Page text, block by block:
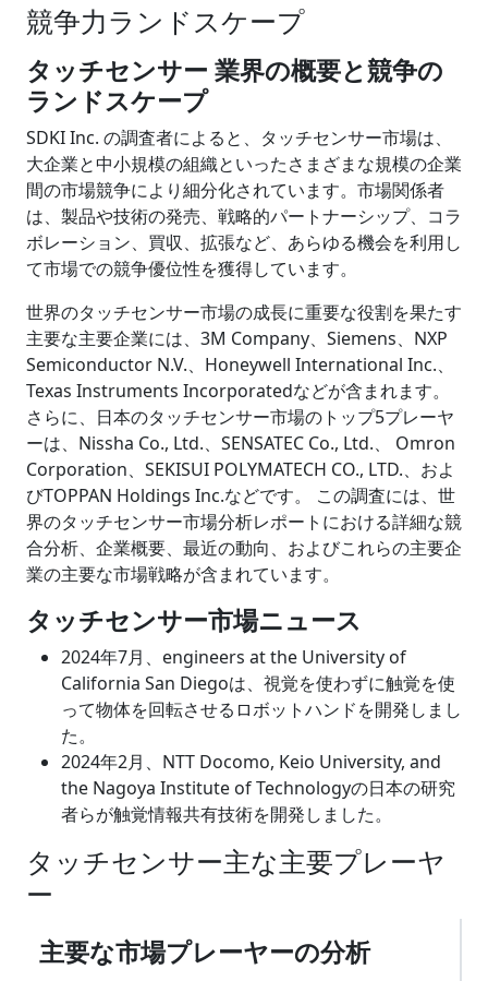
競争力ランドスケープ
タッチセンサー 業界の概要と競争の
ランドスケープ
SDKI Inc. の調査者によると、 タッチセンサー市場は、
大企業と中小規模の組織といったさまざまな規模の企業
間の市場競争により細分化されています。市場関係者
は、製品や技術の発売、戦略的パートナーシップ、コラ
ボレーション、買収、拡張など、あらゆる機会を利用し
て市場での競争優位性を獲得しています。
世界のタッチセンサー市場の成長に重要な役割を果たす
主要な主要企業には、 3M Company、Siemens、NXP
Semiconductor N.V.、Honeywell International Inc.、
Texas Instruments Incorporatedなどが含まれます。
さらに、日本のタッチセンサー市場のトップ5プレーヤ
ーは、 Nissha Co., Ltd.、SENSATEC Co., Ltd.、 Omron
Corporation、SEKISUI POLYMATECH CO., LTD.、およ
びTOPPAN Holdings Inc.などです。 この調査には、世
界のタッチセンサー市場分析レポートにおける詳細な競
合分析、企業概要、最近の動向、およびこれらの主要企
業の主要な市場戦略が含まれています。
タッチセンサー市場ニュース
2024年7月、engineers at the University of
California San Diegoは、視覚を使わずに触覚を使
って物体を回転させるロボットハンドを開発しまし
た。
2024年2月、NTT Docomo, Keio University, and
the Nagoya Institute of Technologyの日本の研究
者らが触覚情報共有技術を開発しました。
タッチセンサー主な主要プレーヤ
ー
主要な市場プレーヤーの分析